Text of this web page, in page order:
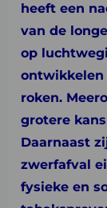
heeft een
van de
op
ontwikkelen
roken.
grotere
Daarnaast
zwerfafval
fysieke en